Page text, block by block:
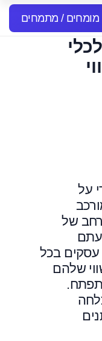
מומחים / מתמחים
על
רחב של
עסקים בכל
שלהם